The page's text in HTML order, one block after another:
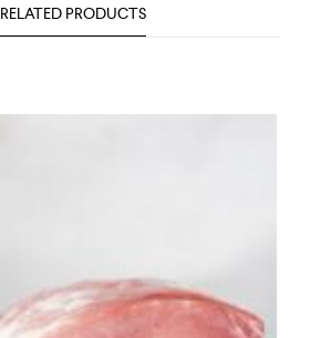
RELATED PRODUCTS